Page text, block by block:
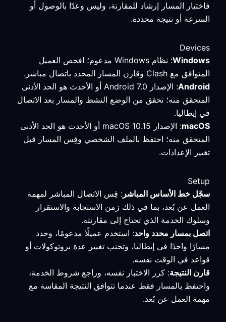
فاختيار المسار إرشاد للمقارنة، وليس وعدًا بالوصول أو
السرعة أو نتيجة محددة.
Devices
Windows
: نظام Windows مدعوم؛ افحص العميل
المتوافق مع Clash وقارن المسار المحدد باتصال مباشر.
Android
: الإصدار Android 7.0 أو الأحدث هو الحد الأدنى
المتحقق منه؛ تحقق من الوضع النشط والمسار بعد الاتصال
في إيطاليا.
macOS
: الإصدار macOS 10.15 أو الأحدث هو الحد الأدنى
المتحقق منه؛ احتفظ بالملف الشخصي وقِس المسار قبل
تغيير الإعدادات.
Setup
سجّل خط الأساس المباشر : قِس الاتصال المباشر لمهمة
العمل عن بُعد، بما في ذلك زمن الاستجابة والاستقرار
وسلوك الخدمة الذي تحتاج إلى مقارنته.
اتصل بمسار محدد واحد: استخدم عميلًا مدعومًا، وحدد
مسارًا واحدًا في إيطاليا، وتجنب تغيير عدة بروتوكولات أو
قواعد في الوقت نفسه.
قارن النتيجة: كرر الاختبار نفسه، وراجع شروط الخدمة،
واحتفظ بالمسار فقط عندما تتوافق النتيجة المقاسة مع
مهمة العمل عن بُعد.